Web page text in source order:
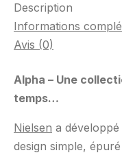
Description
Informations
Avis (0)
Alpha – Une
temps…
Nielsen a
design simple,